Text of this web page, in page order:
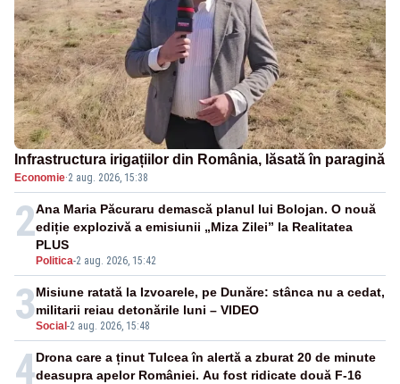
Infrastructura irigațiilor din România, lăsată în paragină
Economie·2 aug. 2026, 15:38
2
Politica-2 aug. 2026, 15:42
Ana Maria Păcuraru demască planul lui Bolojan. O nouă
ediție explozivă a emisiunii „Miza Zilei” la Realitatea
PLUS
3Social -2 aug. 2026, 15:48
Misiune ratată la Izvoarele, pe Dunăre: stânca nu a cedat,
militarii reiau detonările luni – VIDEO
4Drona care a ținut Tulcea în alertă a zburat 20 de minute
deasupra apelor României. Au fost ridicate două F-16